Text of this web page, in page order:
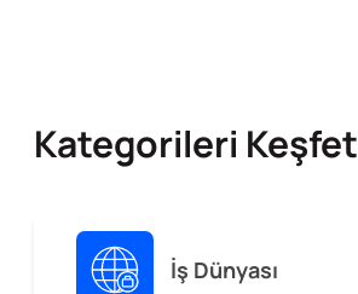
Kategorileri Keşfet
İş Dünyası